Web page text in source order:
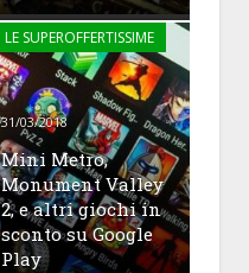
LE SUPEROFFERTISSIME
31/03/2018
Mini Metro,
Monument Valley
2, e altri giochi in
sconto su Google
Play